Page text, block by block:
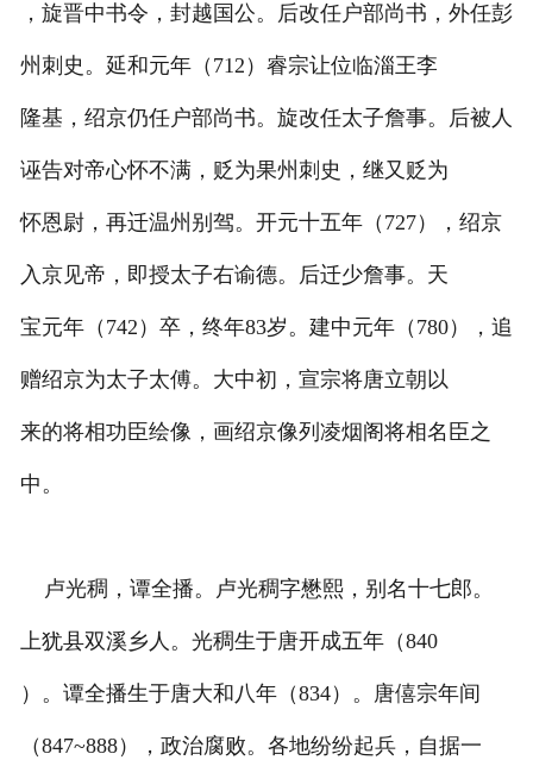
，旋晋中书令，封越国公。后改任户部尚书，外任彭
州刺史。延和元年（712）睿宗让位临淄王李
隆基，绍京仍任户部尚书。旋改任太子詹事。后被人
诬告对帝心怀不满，贬为果州刺史，继又贬为
怀恩尉，再迁温州别驾。开元十五年（727），绍京
入京见帝，即授太子右谕德。后迁少詹事。天
宝元年（742）卒，终年83岁。建中元年（780），追
赠绍京为太子太傅。大中初，宣宗将唐立朝以
来的将相功臣绘像，画绍京像列凌烟阁将相名臣之
中。
卢光稠，谭全播。卢光稠字懋熙，别名十七郎。
上犹县双溪乡人。光稠生于唐开成五年（840
）。谭全播生于唐大和八年（834）。唐僖宗年间
（847~888），政治腐败。各地纷纷起兵，自据一